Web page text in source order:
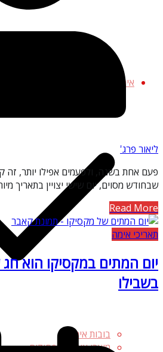
אימה צרכנית
בובות אימה
מוצרי אופנה מפחידים
ליאור פרג'
פעם אחת בשנה, ולפעמים אפילו יותר,
שבחודש מסוים, יום שישי יצויין בתאריך
Read More
תאריכי אימה
יום המתים במקסיקו הוא
בשבילו